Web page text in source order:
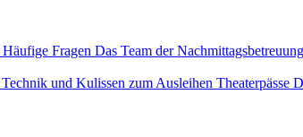
Häufige Fragen Das Team der
Technik und Kulissen zum Ausleihen Theaterpässe